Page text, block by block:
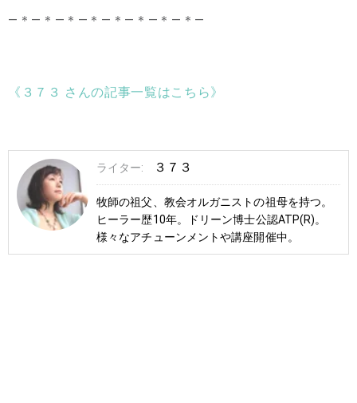
―＊―＊―＊―＊―＊―＊―＊―＊―
《３７３ さんの記事一覧はこちら》
ライター: ３７３
牧師の祖父、教会オルガニストの祖母を持つ。
ヒーラー歴10年。ドリーン博士公認ATP(R)。
様々なアチューンメントや講座開催中。